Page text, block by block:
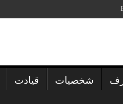
شخصیات قیادت